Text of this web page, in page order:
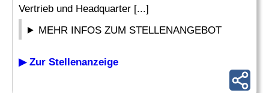
Vertrieb und Headquarter [...]
MEHR INFOS ZUM STELLENANGEBOT
▶ Zur Stellenanzeige